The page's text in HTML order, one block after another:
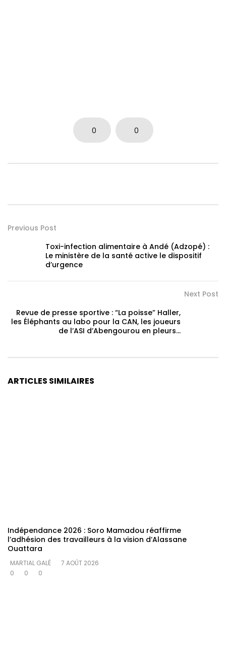
0 0
Previous Post
Toxi-infection alimentaire à Andé (Adzopé) :
Le ministère de la santé active le dispositif
d’urgence
Next Post
Revue de presse sportive : “La poisse” Haller,
les Éléphants au labo pour la CAN, les joueurs
de l’ASI d’Abengourou en pleurs…
ARTICLES SIMILAIRES
Indépendance 2026 : Soro Mamadou réaffirme
l’adhésion des travailleurs à la vision d’Alassane
Ouattara
MARTIAL GALÉ
7 AOÛT 2026
0
0 0